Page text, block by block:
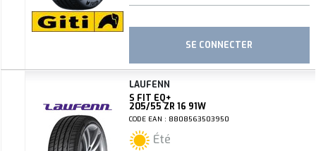
SE CONNECTER
LAUFENN
S FIT EQ+
205/55 ZR 16 91W
CODE EAN : 8808563503950
Été